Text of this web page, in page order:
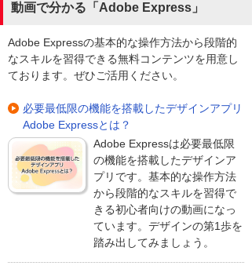
動画で分かる「Adobe Express」
Adobe Expressの基本的な操作方法から段階的
なスキルを習得できる無料コンテンツを用意し
ております。ぜひご活用ください。
必要最低限の機能を搭載したデザインアプリ
Adobe Expressとは？
Adobe Expressは必要最低限
の機能を搭載したデザインア
プリです。基本的な操作方法
から段階的なスキルを習得で
きる初心者向けの動画になっ
ています。デザインの第1歩を
踏み出してみましょう。